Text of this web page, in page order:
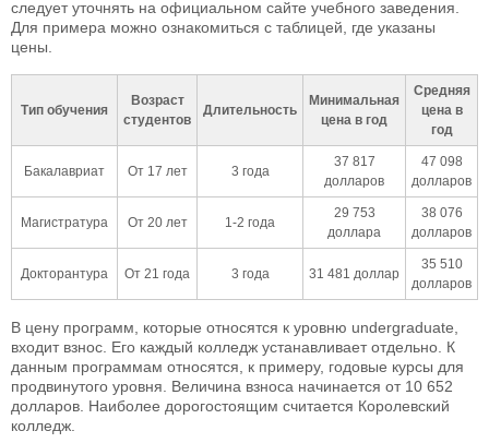
следует уточнять на официальном сайте учебного заведения.
Для примера можно ознакомиться с таблицей, где указаны
цены.
Тип обучения
Возраст
студентов
Длительность
Минимальная
цена в год
Средняя
цена в
год
Бакалавриат От 17 лет 3 года
37 817
долларов
47 098
долларов
Магистратура От 20 лет 1-2 года
29 753
доллара
38 076
долларов
Докторантура От 21 года 3 года 31 481 доллар
35 510
долларов
В цену программ, которые относятся к уровню undergraduate,
входит взнос. Его каждый колледж устанавливает отдельно. К
данным программам относятся, к примеру, годовые курсы для
продвинутого уровня. Величина взноса начинается от 10 652
долларов. Наиболее дорогостоящим считается Королевский
колледж.